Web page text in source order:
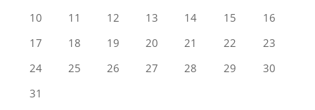
10
11 12 13 14 15
16
17
18 19 20 21 22
23
24
25 26 27 28 29
30
31